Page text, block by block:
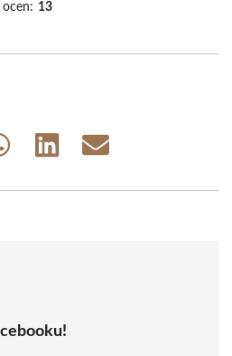
ocen: 13
Share
Share